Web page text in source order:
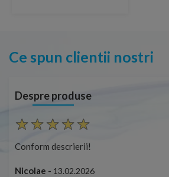
Ce spun clientii nostri
Despre produse
Conform descrierii!
Nicolae - 13.02.2026